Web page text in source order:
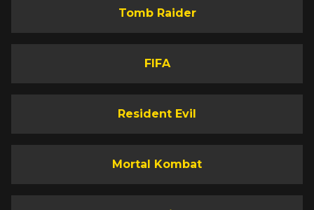
Tomb Raider
FIFA
Resident Evil
Mortal Kombat